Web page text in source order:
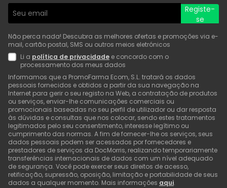
Registe-
se
Não perca nada! Descubra as melhores ofertas e promoções via e-
mail, cartão postal, SMS ou outros meios eletrónicos
Li a política de privacidade e concordo com o
processamento dos meus dados
Informamos que a PromoFarma Ecom, S.L. tratará os dados
pessoais fornecidos e obtidos a partir da sua navegação na
Internet para gerir o seu registo na Web, a contratação de produtos
ou serviços, enviar-lhe comunicações comerciais ou
promocionais baseadas no seu perfil de utilizador ou dar resposta
às dúvidas e consultas que nos colocar, sendo estes tratamentos
legitimados pelo seu consentimento, interesse legítimo ou
cumprimento das normas. A fim de fornecer-lhe os serviços, seus
dados pessoais podem ser acessados por fornecedores e
prestadores de serviços da DocMorris, realizando temporariamente
transferências internacionais de dados com um nível adequado
de segurança. Você pode exercer seus direitos de acesso,
retificação, supressão, oposição, limitação e portabilidade de seus
dados a qualquer momento. Mais informações aqui.